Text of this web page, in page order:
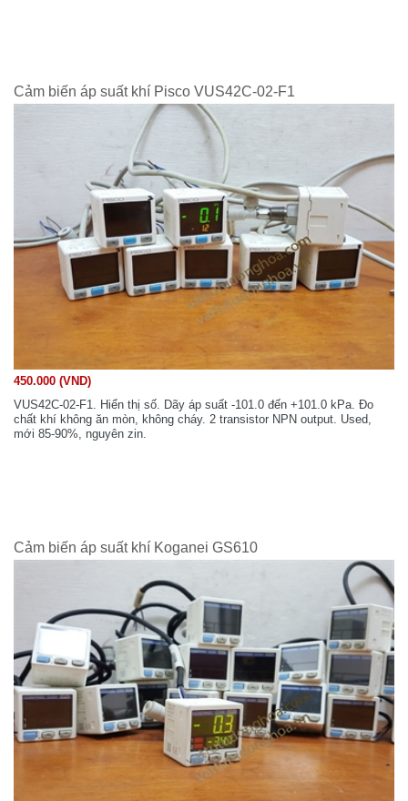
Cảm biến áp suất khí Pisco VUS42C-02-F1
450.000 (VND)
VUS42C-02-F1. Hiển thị số. Dãy áp suất -101.0 đến +101.0 kPa. Đo
chất khí không ăn mòn, không cháy. 2 transistor NPN output. Used,
mới 85-90%, nguyên zin.
Cảm biến áp suất khí Koganei GS610